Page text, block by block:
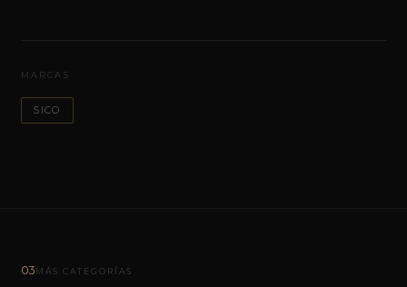
MARCAS
SICO
03MÁS CATEGORÍAS